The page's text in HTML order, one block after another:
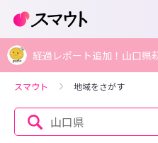
経過レポート追加！山口県
スマウト 地域をさがす
山口県